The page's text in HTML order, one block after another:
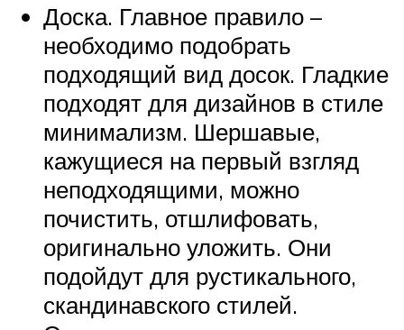
Доска. Главное правило –
необходимо подобрать
подходящий вид досок. Гладкие
подходят для дизайнов в стиле
минимализм. Шершавые,
кажущиеся на первый взгляд
неподходящими, можно
почистить, отшлифовать,
оригинально уложить. Они
подойдут для рустикального,
скандинавского стилей.